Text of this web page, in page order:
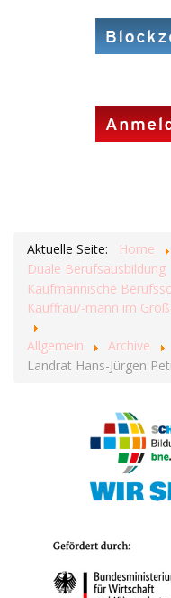
Aktuelle Seite: Home
Duale Berufsausbildung
Kaufmännische
Kauffrau/-mann im
Allgemein Archive
Landrat Hans-Jürgen